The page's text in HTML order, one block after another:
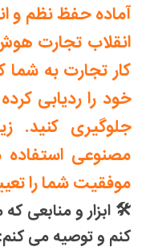
آماده حفظ نظم و
انقلاب تجارت
کار تجارت به شما
خود را ردیابی
مصنوعی
موفقیت شما را
🛠 ابزار و منابعی
کنم و توصیه می کنم: